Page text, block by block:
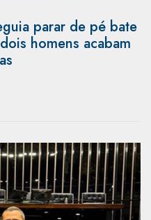
parar de pé bate
homens acabam